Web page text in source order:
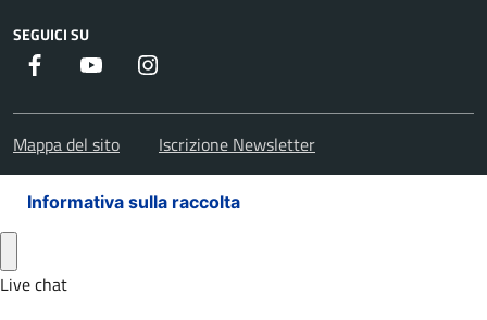
SEGUICI SU
Facebook Youtube
Mappa del sito Iscrizione Newsletter
Informativa sulla raccolta